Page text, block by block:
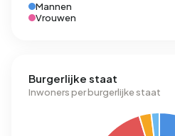
Mannen
Vrouwen
Burgerlijke staat
Inwoners per burgerlijke staat